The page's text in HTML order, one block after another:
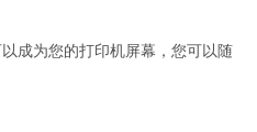
成为您的打印机屏幕，您可以随